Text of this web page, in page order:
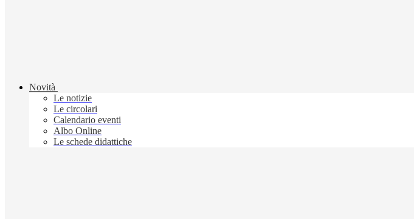
Novità
Le notizie
Le circolari
Calendario eventi
Albo Online
Le schede didattiche